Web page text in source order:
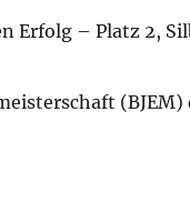
Erfolg – Platz 2,
(BJEM)